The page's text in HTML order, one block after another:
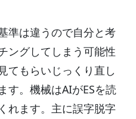
準は違うので自分と考
ングしてしまう可能性
てもらいじっくり直し
す。機械はAIがESを読
れます。主に誤字脱字